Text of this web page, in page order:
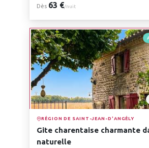
Dès 63 €/nuit
RÉGION DE SAINT-JEAN-D'ANGÉLY
Gite charentaise charmante
naturelle